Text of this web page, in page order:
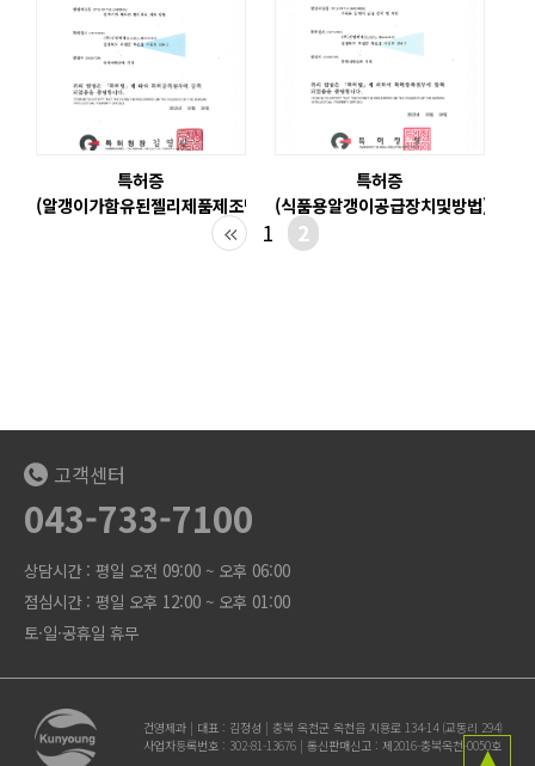
특허증
(알갱이가함유된젤리제품제조방법)
특허증
(식품용알갱이공급장치및방법)
1 2
건영제과 | 대표 : 김정성 | 충북 옥천군 옥천읍 지용로 134-14 (교동리 294)
사업자등록번호 : 302-81-13676 | 통신판매신고 : 제2016-충북옥천-0050호
고객센터
043-733-7100
상담시간 : 평일 오전 09:00 ~ 오후 06:00
점심시간 : 평일 오후 12:00 ~ 오후 01:00
토·일·공휴일 휴무